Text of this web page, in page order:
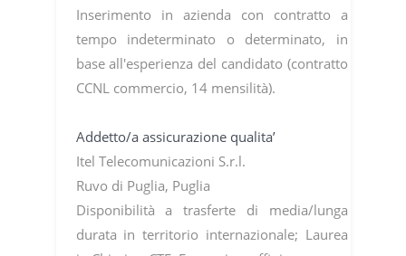
Inserimento in azienda con contratto a
tempo indeterminato o determinato, in
base all'esperienza del candidato (contratto
CCNL commercio, 14 mensilità).
Addetto/a assicurazione qualita’
Itel Telecomunicazioni S.r.l.
Ruvo di Puglia, Puglia
Disponibilità a trasferte di media/lunga
durata in territorio internazionale; Laurea